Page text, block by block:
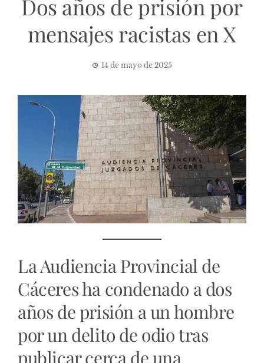
Dos años de prisión por
mensajes racistas en X
14 de mayo de 2025
La Audiencia Provincial de
Cáceres ha condenado a dos
años de prisión a un hombre
por un delito de odio tras
publicar cerca de una